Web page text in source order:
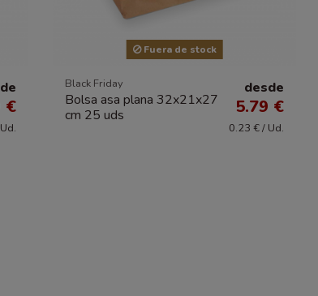
€
Fuera de stock
Black Friday
Bolsa asa plana 32x21x27
cm 25 uds
desde
5.79 €
0.23 € / Ud.